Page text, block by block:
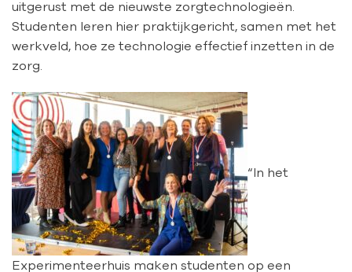
uitgerust met de nieuwste zorgtechnologieën.
Studenten leren hier praktijkgericht, samen met het
werkveld, hoe ze technologie effectief inzetten in de
zorg.
“In het
Experimenteerhuis maken studenten op een